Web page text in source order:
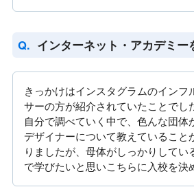
インターネット・アカデミー
きっかけはインスタグラムのインフ
サーの方が紹介されていたことでし
自分で調べていく中で、色んな団体
デザイナーについて教えていること
りましたが、母体がしっかりしてい
で学びたいと思いこちらに入校を決